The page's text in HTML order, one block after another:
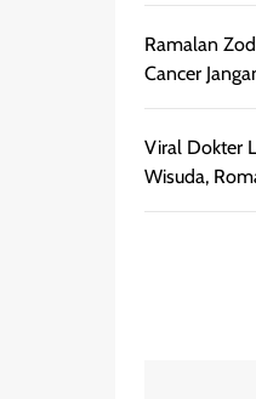
Ramalan
Cancer
Viral Dokter
Wisuda,